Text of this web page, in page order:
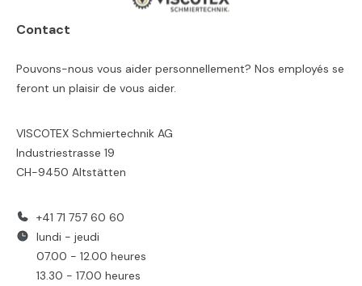
Contact
Pouvons-nous vous aider personnellement? Nos employés se
feront un plaisir de vous aider.
VISCOTEX Schmiertechnik AG
Industriestrasse 19
CH-9450 Altstätten
+41 71 757 60 60
lundi - jeudi
07.00 - 12.00 heures
13.30 - 17.00 heures